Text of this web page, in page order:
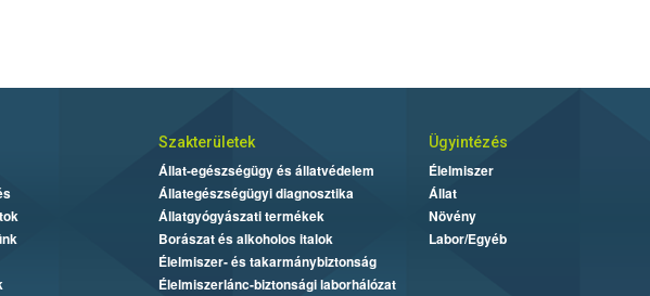
Szakterületek
Állat-egészségügy és állatvédelem
Állategészségügyi diagnosztika
Állatgyógyászati termékek
Borászat és alkoholos italok
Élelmiszer- és takarmánybiztonság
Élelmiszerlánc-biztonsági laborhálózat
Ügyintézés
Élelmiszer
Állat
Növény
Labor/Egyéb